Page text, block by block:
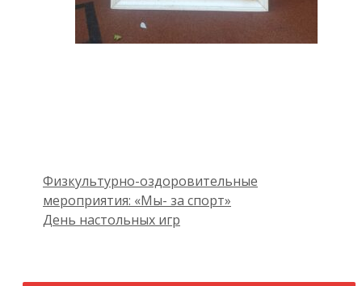
Физкультурно-оздоровительные
мероприятия: «Мы- за спорт»
День настольных игр